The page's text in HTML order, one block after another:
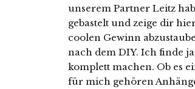
unserem Partner Leitz
gebastelt und zeige dir
coolen Gewinn
nach dem DIY. Ich finde
komplett machen. Ob es
für mich gehören